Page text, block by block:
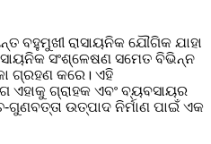
ରାସାୟନିକ ଯୌଗିକ ଯାହା
ସଂଶ୍ଳେଷଣ ସମେତ ବିଭିନ୍ନ
ଗ୍ରହଣ କରେ। ଏହି
ଗ୍ରାହକ ଏବଂ ବ୍ୟବସାୟର
ଉତ୍ପାଦ ନିର୍ମାଣ ପାଇଁ ଏକ